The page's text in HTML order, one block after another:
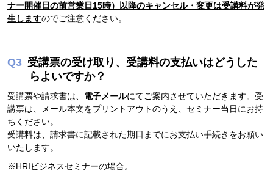
ナー開催日の前営業日15時）以降のキャンセル・変更は受講料が発
生しますのでご注意ください。
受講票の受け取り、受講料の支払いはどうした
らよいですか？
受講票や請求書は、 電子メールにてご案内させていただきます。受
講票は、メール本文をプリントアウトのうえ、セミナー当日にお持
ちください。
受講料は、請求書に記載された期日までにお支払い手続きをお願い
いたします。
※HRIビジネスセミナーの場合。